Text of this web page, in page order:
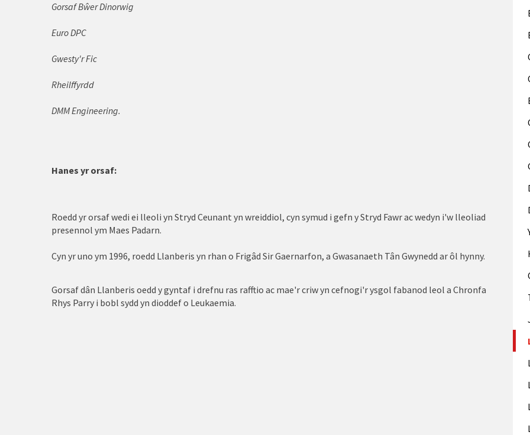
Nefyn
Porthmadog
Rhosneigr
Gorsaf Bŵer Dinorwig
Euro DPC
Gwesty'r Fic
Rheilffyrdd
DMM Engineering.
Hanes yr orsaf:
Roedd yr orsaf wedi ei lleoli yn Stryd Ceunant yn wreiddiol, cyn symud i gefn y Stryd Fawr ac wedyn i'w lleoliad
presennol ym Maes Padarn.
Cyn yr uno ym 1996, roedd Llanberis yn rhan o Frigâd Sir Gaernarfon, a Gwasanaeth Tân Gwynedd ar ôl hynny.
Gorsaf dân Llanberis oedd y gyntaf i drefnu ras rafftio ac mae'r criw yn cefnogi'r ysgol fabanod leol a Chronfa
Rhys Parry i bobl sydd yn dioddef o Leukaemia.